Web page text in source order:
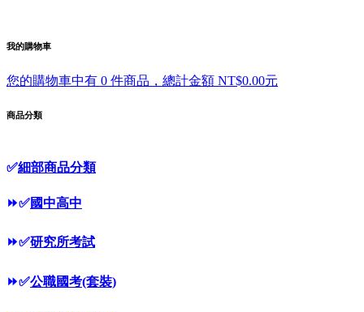
我的購物車
您的購物車中有 0 件商品，總計金額 NT$0.00元
商品分類
✅細部商品分類
⏩✅國中高中
⏩✅研究所考試
⏩✅公職國考(套裝)